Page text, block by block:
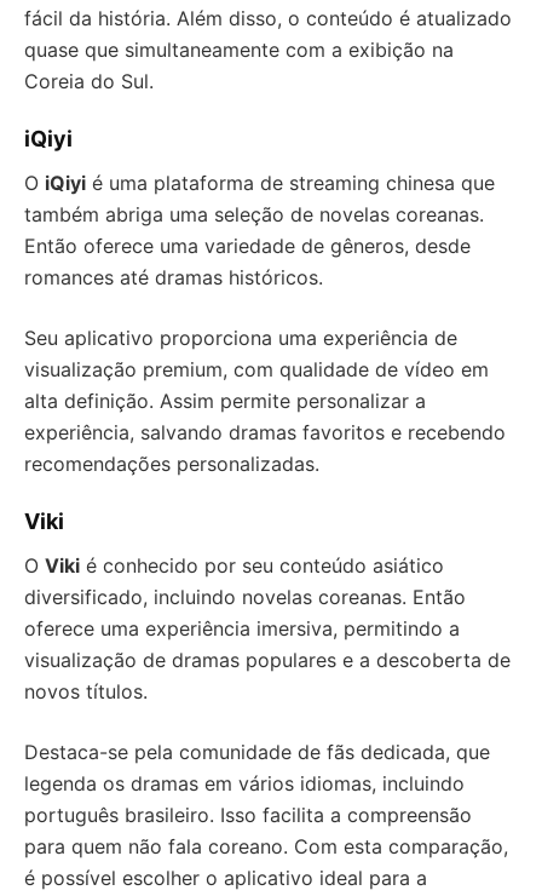
fácil da história. Além disso, o conteúdo é atualizado
quase que simultaneamente com a exibição na
Coreia do Sul.
iQiyi
O iQiyi é uma plataforma de streaming chinesa que
também abriga uma seleção de novelas coreanas.
Então oferece uma variedade de gêneros, desde
romances até dramas históricos.
Seu aplicativo proporciona uma experiência de
visualização premium, com qualidade de vídeo em
alta definição. Assim permite personalizar a
experiência, salvando dramas favoritos e recebendo
recomendações personalizadas.
Viki
O Viki é conhecido por seu conteúdo asiático
diversificado, incluindo novelas coreanas. Então
oferece uma experiência imersiva, permitindo a
visualização de dramas populares e a descoberta de
novos títulos.
Destaca-se pela comunidade de fãs dedicada, que
legenda os dramas em vários idiomas, incluindo
português brasileiro. Isso facilita a compreensão
para quem não fala coreano. Com esta comparação,
é possível escolher o aplicativo ideal para a